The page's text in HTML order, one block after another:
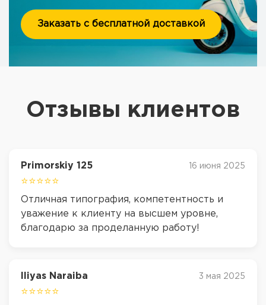
Заказать с бесплатной доставкой
Отзывы клиентов
Primorskiy 125 16 июня 2025
⭐⭐⭐⭐⭐
Отличная типография, компетентность и
уважение к клиенту на высшем уровне,
благодарю за проделанную работу!
Iliyas Naraiba 3 мая 2025
⭐⭐⭐⭐⭐